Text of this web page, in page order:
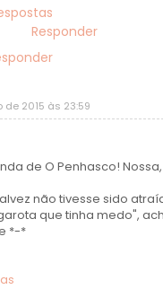
Responder
de 2015 às 23:59
de O Penhasco!
não tivesse sido
que tinha medo",
*-*